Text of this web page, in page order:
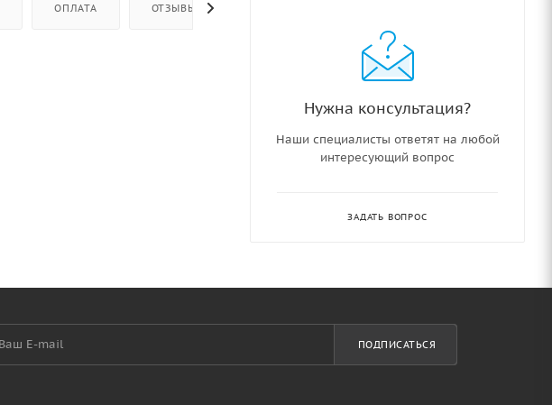
ОПЛАТА ОТЗЫВЫ
Нужна консультация?
Наши специалисты ответят на любой
интересующий вопрос
ЗАДАТЬ ВОПРОС
ПОДПИСАТЬСЯ